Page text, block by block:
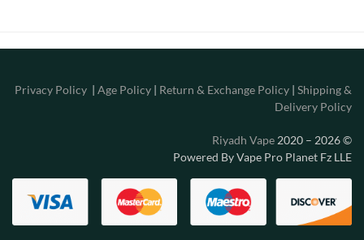
Privacy Policy | Age Policy | Return & Exchange Policy | Shipping &
Delivery Policy
©
Riyadh Vape 2020 – 2026
Powered By Vape Pro Planet Fz LLE